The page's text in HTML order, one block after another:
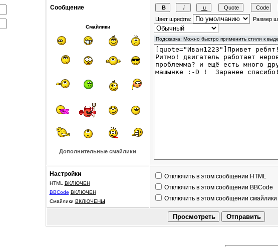
Сообщение
Смайлики
Дополнительные смайлики
Цвет шрифта: Размер
Настройки
HTML ВКЛЮЧЕН
BBCode ВКЛЮЧЕН
Смайлики ВКЛЮЧЕНЫ
Отключить в этом сообщении HTML
Отключить в этом сообщении BBCode
Отключить в этом сообщении смайлики